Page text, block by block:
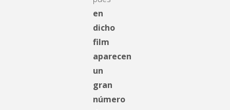
en
dicho
film
aparecen
un
gran
número